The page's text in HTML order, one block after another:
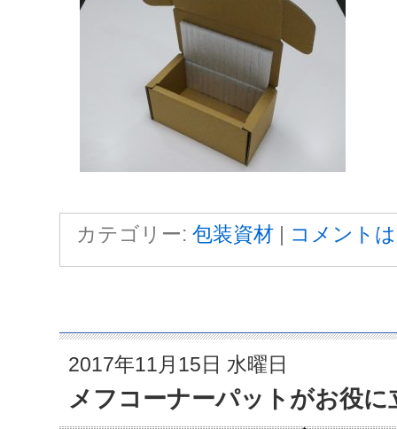
カテゴリー: 包装資材 | コメント
2017年11月15日 水曜日
メフコーナーパットがお役に